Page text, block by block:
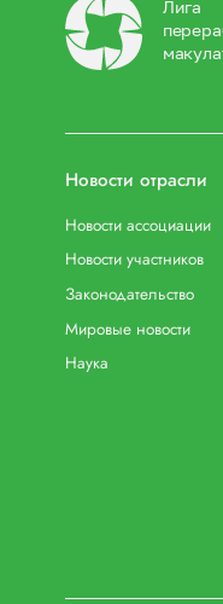
Лига
Новости отрасли
Новости ассоциации
Новости участников
Законодательство
Мировые новости
Наука